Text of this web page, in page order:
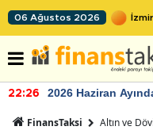
06 Ağustos 2026
22:26 2026 Haziran
FinansTaksi Altın ve